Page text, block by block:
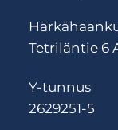
Tetriläntie 6
Y-tunnus
2629251-5